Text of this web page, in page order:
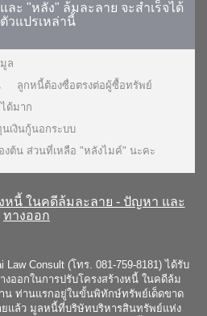
ะ "หลัง" ล้มละลาย จะสำเร็จได้
วแปรเหล่านี้
ล
ลูกหนี้ต้องซื่อตรงต่อผู้ซื้อทรัพย์
ด้มาก
เงินกู้นอกระบบ
งต้น ส่วนที่เหลือ "หลังไมค์" นะคะ
หนี้ ในคดีล้มละลาย - ปัญหา และ
ทางออก
Law Consult (โทร. 081-759-8181) ได้รับ
ออกในการปรับโครงสร้างหนี้ ในคดีล้ม
น ท่านแรกอยู่ในขั้นพิทักษ์ทรัพย์เด็ดขาด
แล้ว มูลหนี้ที่บริษัทบริหารสินทรัพย์แห่ง